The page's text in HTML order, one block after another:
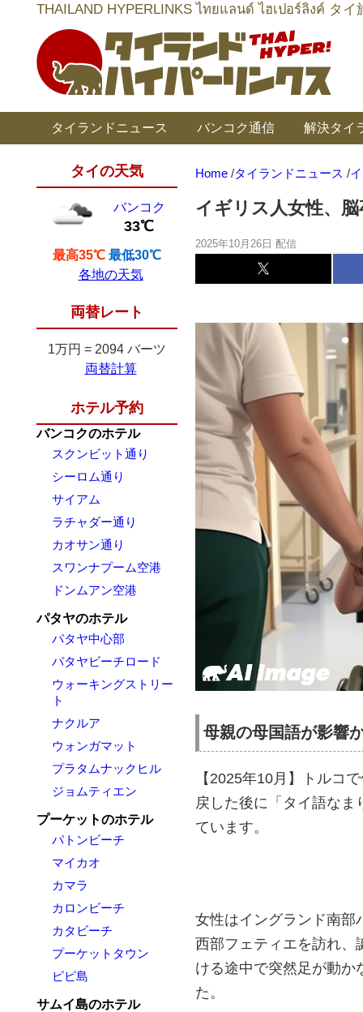
THAILAND HYPERLINKS ไทยแลนด์ ไฮเปอร์ลิงค์ タ
タイランドニュース バンコク通信 解決タイ
タイの天気
バンコク
33℃
最高35℃ 最低30℃
各地の天気
両替レート
1万円 = 2094 バーツ
両替計算
ホテル予約
バンコクのホテル
スクンビット通り
シーロム通り
サイアム
ラチャダー通り
カオサン通り
スワンナプーム空港
ドンムアン空港
パタヤのホテル
パタヤ中心部
パタヤビーチロード
ウォーキングストリー
ト
ナクルア
ウォンガマット
プラタムナックヒル
ジョムティエン
プーケットのホテル
パトンビーチ
マイカオ
カマラ
カロンビーチ
カタビーチ
プーケットタウン
ピピ島
サムイ島のホテル
Home /タイランドニュース /
イギリス人女性、
2025年10月26日 配信
母親の母国語が影響
【2025年10月】トルコ
戻した後に「タイ語な
ています。
女性はイングランド南部
西部フェティエを訪れ、
ける途中で突然足が動か
た。